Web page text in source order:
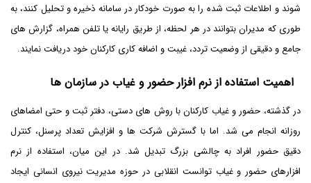
شوند و اطلاعات ثبت شده را به صورت خودکار در سامانه ذخیره و تحلیل کنند، به
طوری که مدیران بتوانند در هر لحظه، از طریق رایانه یا تلفن همراه، گزارش های
جامع و دقیقی از وضعیت تردد، غیبت و اضافه کاری کارکنان خود دریافت نمایند.
اهمیت استفاده از نرم افزار حضور و غیاب در سازمان ها
در گذشته، حضور و غیاب کارکنان با روش های دستی، دفتر ثبت و حتی امضاهای
روزانه انجام می شد. اما با گسترش شرکت ها و افزایش تعداد پرسنل، کنترل
دقیق حضور افراد به چالشی بزرگ تبدیل شد. در این میان، استفاده از نرم
افزارهای حضور و غیاب توانست انقلابی در حوزه مدیریت نیروی انسانی ایجاد